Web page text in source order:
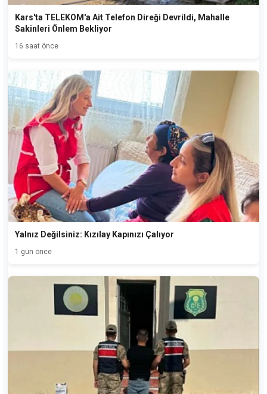
Kars'ta TELEKOM'a Ait Telefon Direği Devrildi, Mahalle
Sakinleri Önlem Bekliyor
16 saat önce
Yalnız Değilsiniz: Kızılay Kapınızı Çalıyor
1 gün önce